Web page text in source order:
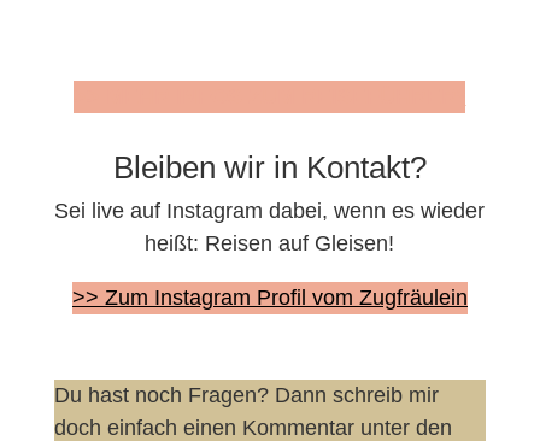
Bleiben wir in Kontakt?
Sei live auf Instagram dabei, wenn es wieder
heißt: Reisen auf Gleisen!
>> Zum Instagram Profil vom Zugfräulein
Du hast noch Fragen? Dann schreib mir
doch einfach einen Kommentar unter den